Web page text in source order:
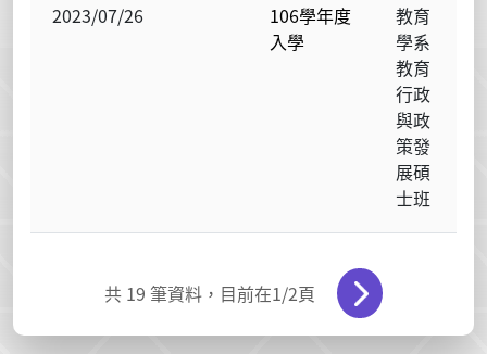
2023/07/26
106學年度
入學
教育
學系
教育
行政
與政
策發
展碩
士班
共 19 筆資料，目前在1/2頁